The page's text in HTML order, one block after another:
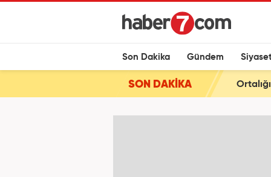
Son Dakika Gündem
SON DAKİKA